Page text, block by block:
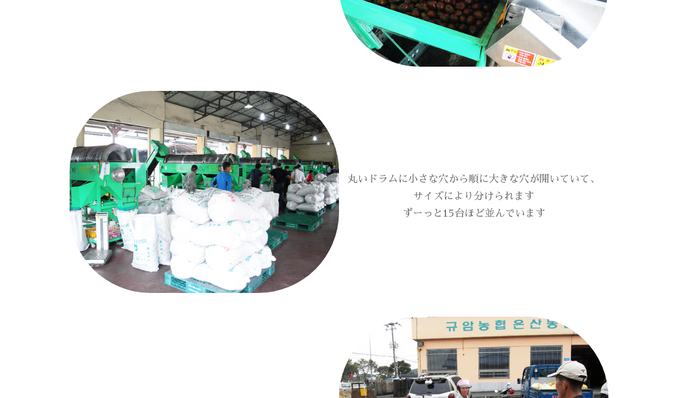
丸いドラムに小さな穴から順に大きな穴が開いていて、
サイズにより分けられます
ずーっと15台ほど並んでいます